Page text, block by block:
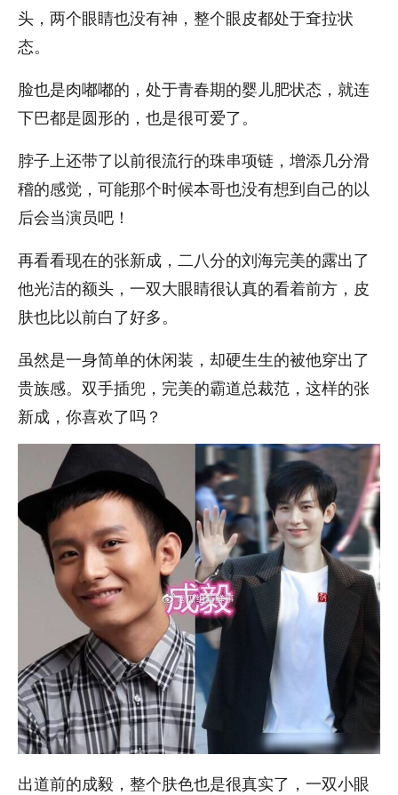
头，两个眼睛也没有神，整个眼皮都处于耷拉状
态。
脸也是肉嘟嘟的，处于青春期的婴儿肥状态，就连
下巴都是圆形的，也是很可爱了。
脖子上还带了以前很流行的珠串项链，增添几分滑
稽的感觉，可能那个时候本哥也没有想到自己的以
后会当演员吧！
再看看现在的张新成，二八分的刘海完美的露出了
他光洁的额头，一双大眼睛很认真的看着前方，皮
肤也比以前白了好多。
虽然是一身简单的休闲装，却硬生生的被他穿出了
贵族感。双手插兜，完美的霸道总裁范，这样的张
新成，你喜欢了吗？
出道前的成毅，整个肤色也是很真实了，一双小眼